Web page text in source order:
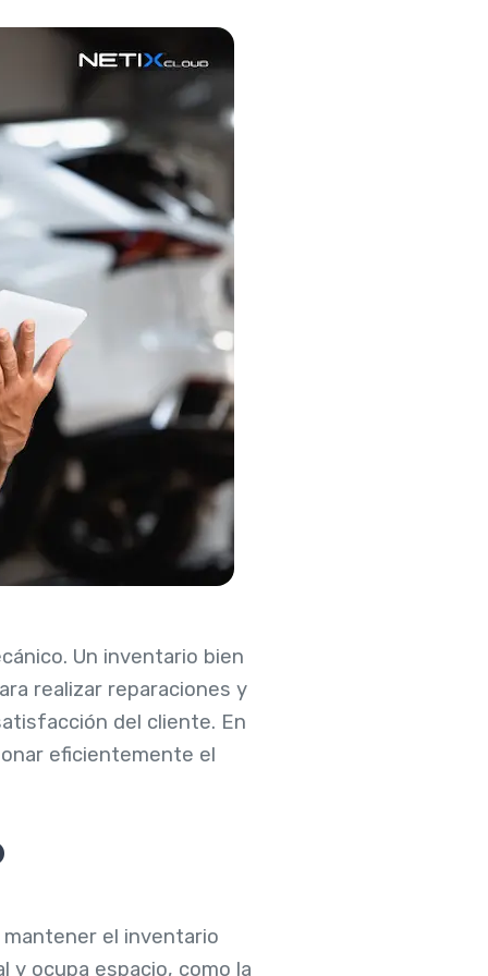
Un inventario bien
realizar reparaciones y
del cliente. En
eficientemente el
el inventario
ocupa espacio, como la